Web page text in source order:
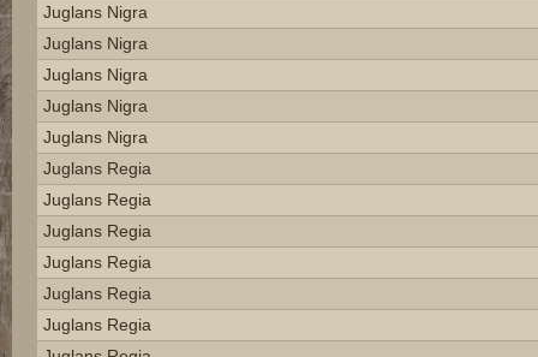
Juglans Nigra
Juglans Nigra
Juglans Nigra
Juglans Nigra
Juglans Nigra
Juglans Regia
Juglans Regia
Juglans Regia
Juglans Regia
Juglans Regia
Juglans Regia